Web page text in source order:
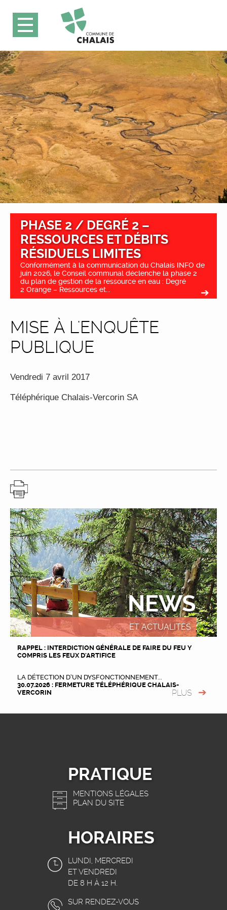
PHASE 2 / DEGRÉ 2 –
RESSOURCES ET DÉBITS
RÉSIDUELS LIMITES
Conformément à la communication du Chalais INFO de
juin 2026, le Conseil communal déclenche la phase 2
du plan de gestion de la ressource en eau : Degré
2 Orange – Ressources et...
MISE À L'ENQUÊTE
PUBLIQUE
Vendredi 7 avril 2017
Téléphérique Chalais-Vercorin SA
NEWS
ET ACTUALITÉS
RAPPEL : INTERDICTION GÉNÉRALE DE FAIRE DU FEU Y
COMPRIS LES FEUX D'ARTIFICE
LA DÉTECTION D’UN DYSFONCTIONNEMENT...
30.07.2026 : FERMETURE TÉLÉPHÉRIQUE CHALAIS-
VERCORIN
PLUS
PRATIQUE
MENTIONS LÉGALES
PLAN DU SITE
HORAIRES
LUNDI, MERCREDI
ET VENDREDI
DE 8 H À 12 H.
SUR RENDEZ-VOUS